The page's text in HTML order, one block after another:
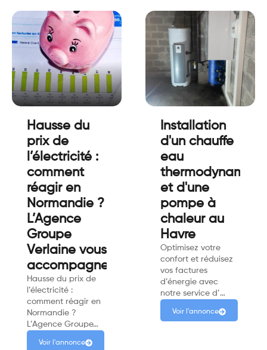
Hausse du
prix de
l’électricité :
comment
réagir en
Normandie ?
L’Agence
Groupe
Verlaine vous
accompagne.
Hausse du prix de
l’électricité :
comment réagir en
Normandie ?
L’Agence Groupe…
Voir l'annonce
Installation
d'un chauffe
eau
et d'une
pompe à
chaleur au
Havre
Optimisez votre
confort et réduisez
vos factures
d’énergie avec
notre service d’…
Voir l'annonce